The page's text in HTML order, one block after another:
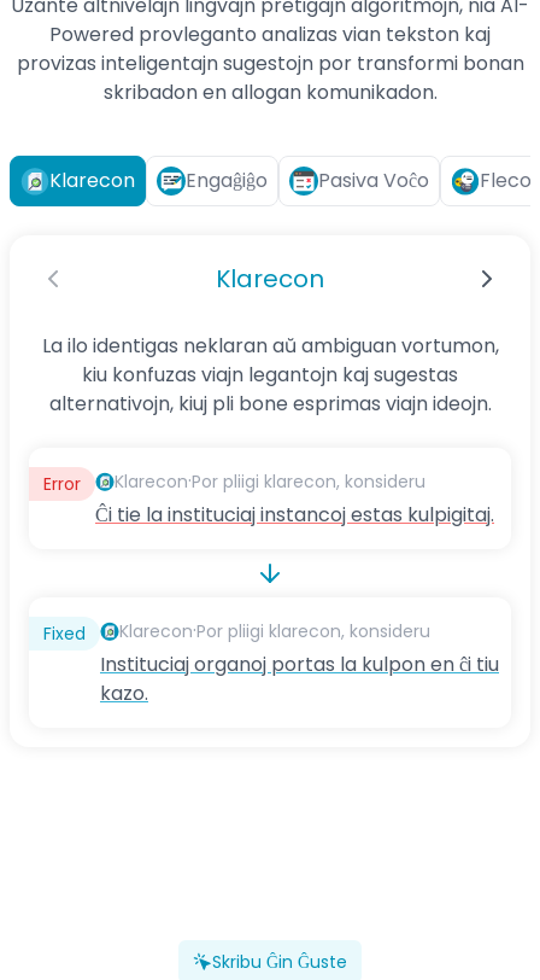
Powered provleganto analizas vian tekston kaj
provizas inteligentajn sugestojn por transformi bonan
skribadon en allogan komunikadon.
Klarecon Engaĝiĝo Pasiva Voĉo Fleco
Klarecon
La ilo identigas neklaran aŭ ambiguan vortumon,
kiu konfuzas viajn legantojn kaj sugestas
alternativojn, kiuj pli bone esprimas viajn ideojn.
Error Klarecon·Por pliigi klarecon, konsideru
Ĉi tie la instituciaj instancoj estas kulpigitaj.
Fixed Klarecon·Por pliigi klarecon, konsideru
Instituciaj organoj portas la kulpon en ĉi tiu
kazo.
Skribu Ĝin Ĝuste